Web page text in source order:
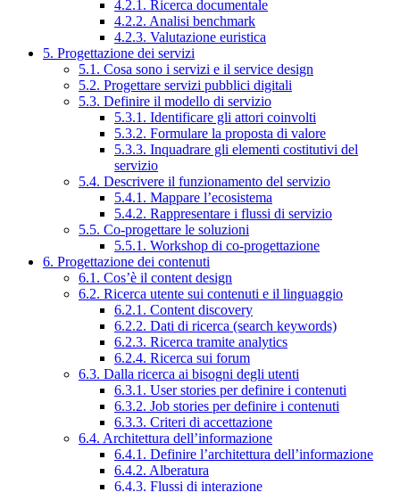
4.2.1. Ricerca documentale
4.2.2. Analisi benchmark
4.2.3. Valutazione euristica
5. Progettazione dei servizi
5.1. Cosa sono i servizi e il service design
5.2. Progettare servizi pubblici digitali
5.3. Definire il modello di servizio
5.3.1. Identificare gli attori coinvolti
5.3.2. Formulare la proposta di valore
5.3.3. Inquadrare gli elementi costitutivi del
servizio
5.4. Descrivere il funzionamento del servizio
5.4.1. Mappare l’ecosistema
5.4.2. Rappresentare i flussi di servizio
5.5. Co-progettare le soluzioni
5.5.1. Workshop di co-progettazione
6. Progettazione dei contenuti
6.1. Cos’è il content design
6.2. Ricerca utente sui contenuti e il linguaggio
6.2.1. Content discovery
6.2.2. Dati di ricerca (search keywords)
6.2.3. Ricerca tramite analytics
6.2.4. Ricerca sui forum
6.3. Dalla ricerca ai bisogni degli utenti
6.3.1. User stories per definire i contenuti
6.3.2. Job stories per definire i contenuti
6.3.3. Criteri di accettazione
6.4. Architettura dell’informazione
6.4.1. Definire l’architettura dell’informazione
6.4.2. Alberatura
6.4.3. Flussi di interazione